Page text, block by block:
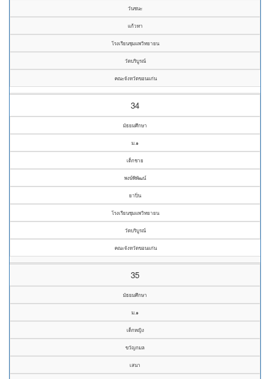
วันชนะ
แก้วทา
โรงเรียนชุมแพวิทยายน
วัดบริบูรณ์
คณะจังหวัดขอนแก่น
34
มัธยมศึกษา
ม.๑
เด็กชาย
พงษ์พิพัฒน์
ยาปิ่น
โรงเรียนชุมแพวิทยายน
วัดบริบูรณ์
คณะจังหวัดขอนแก่น
35
มัธยมศึกษา
ม.๑
เด็กหญิง
ขวัญกมล
เสนา